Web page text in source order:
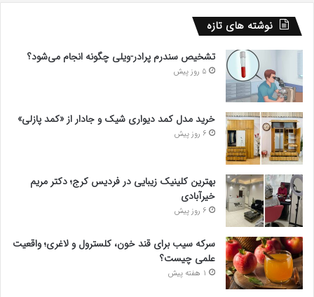
نوشته های تازه
تشخیص سندرم پرادر-ویلی چگونه انجام می‌شود؟
5 روز پیش
خرید مدل کمد دیواری شیک و جادار از «کمد پازلی»
6 روز پیش
بهترین کلینیک زیبایی در فردیس کرج؛ دکتر مریم
خیرآبادی
6 روز پیش
سرکه سیب برای قند خون، کلسترول و لاغری؛ واقعیت
علمی چیست؟
1 هفته پیش